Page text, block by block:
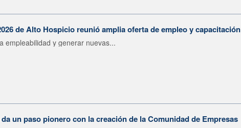
de Alto Hospicio reunió amplia oferta de empleo y capacitación
empleabilidad y generar nuevas...
da un paso pionero con la creación de la Comunidad de Empresas